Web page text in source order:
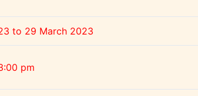
to 29 March 2023
pm